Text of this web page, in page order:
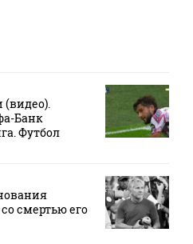
Банк
Футбол
смертью его